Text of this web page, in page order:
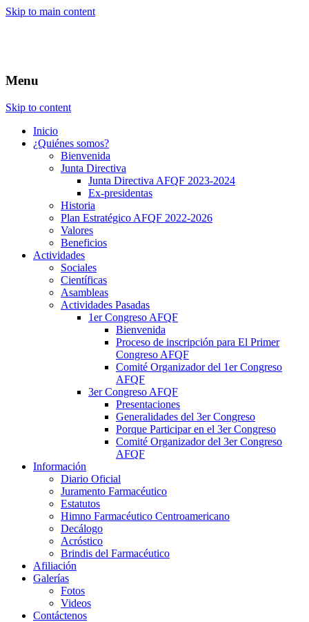
Skip to main content
Menu
Skip to content
Inicio
¿Quiénes somos?
Bienvenida
Junta Directiva
Junta Directiva AFQF 2023-2024
Ex-presidentas
Historia
Plan Estratégico AFQF 2022-2026
Valores
Beneficios
Actividades
Sociales
Científicas
Asambleas
Actividades Pasadas
1er Congreso AFQF
Bienvenida
Proceso de inscripción para El Primer
Congreso AFQF
Comité Organizador del 1er Congreso
AFQF
3er Congreso AFQF
Presentaciones
Generalidades del 3er Congreso
Porque Participar en el 3er Congreso
Comité Organizador del 3er Congreso
AFQF
Información
Diario Oficial
Juramento Farmacéutico
Estatutos
Himno Farmacéutico Centroamericano
Decálogo
Acróstico
Brindis del Farmacéutico
Afiliación
Galerías
Fotos
Videos
Contáctenos